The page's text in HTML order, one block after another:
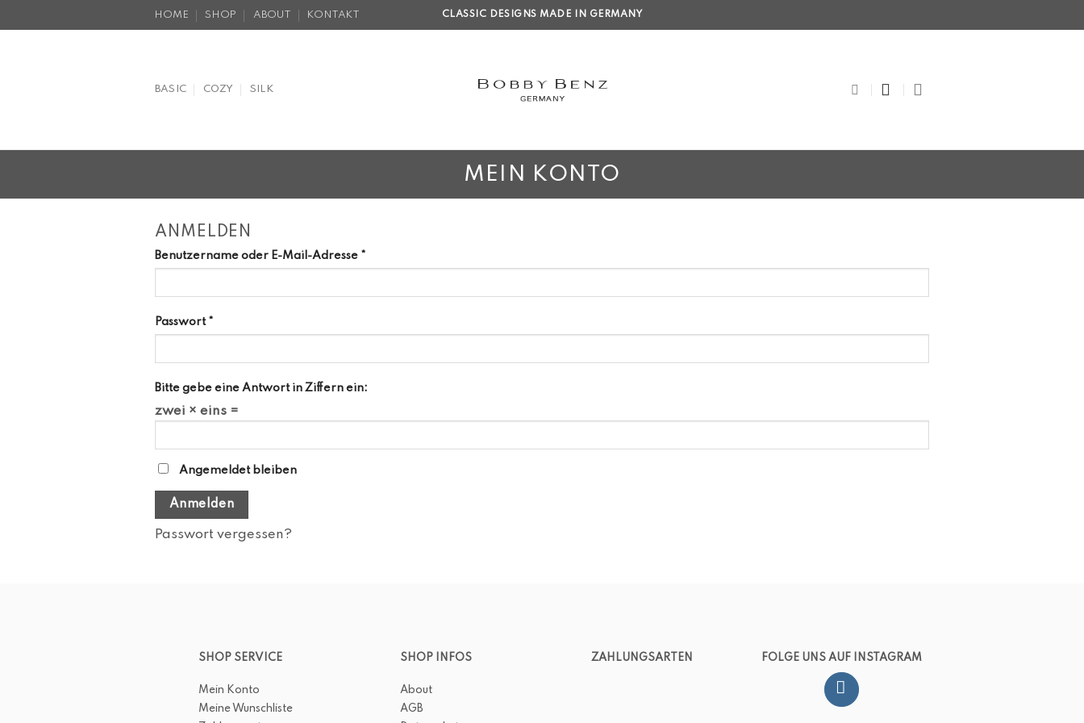
to
HOME SHOP ABOUT KONTAKT CLASSIC DESIGNS MADE IN GERMANY
BASIC COZY SILK
MEIN KONTO
ANMELDEN
Benutzername oder E-Mail-Adresse *
Passwort *
Bitte gebe eine Antwort in Ziffern ein:
zwei × eins =
Angemeldet bleiben
Anmelden
Passwort vergessen?
SHOP SERVICE
Mein Konto
Meine Wunschliste
SHOP INFOS
About
AGB
ZAHLUNGSARTEN FOLGE UNS AUF INSTAGRAM